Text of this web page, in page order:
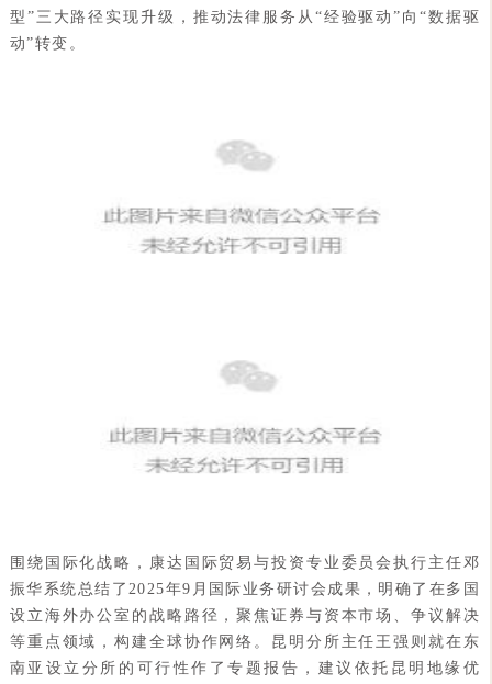
型”三大路径实现升级，推动法律服务从“经验驱动”向“数据驱
动”转变。
围绕国际化战略，康达国际贸易与投资专业委员会执行主任邓
振华系统总结了2025年9月国际业务研讨会成果，明确了在多国
设立海外办公室的战略路径，聚焦证券与资本市场、争议解决
等重点领域，构建全球协作网络。昆明分所主任王强则就在东
南亚设立分所的可行性作了专题报告，建议依托昆明地缘优